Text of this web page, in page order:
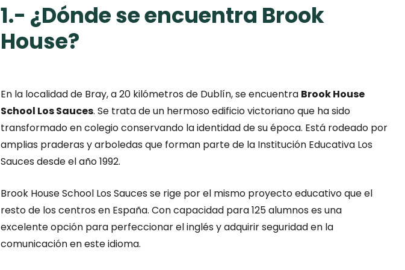
1.- ¿Dónde se encuentra Brook
House?
En la localidad de Bray, a 20 kilómetros de Dublín, se encuentra Brook House
School Los Sauces. Se trata de un hermoso edificio victoriano que ha sido
transformado en colegio conservando la identidad de su época. Está rodeado por
amplias praderas y arboledas que forman parte de la Institución Educativa Los
Sauces desde el año 1992.
Brook House School Los Sauces se rige por el mismo proyecto educativo que el
resto de los centros en España. Con capacidad para 125 alumnos es una
excelente opción para perfeccionar el inglés y adquirir seguridad en la
comunicación en este idioma.